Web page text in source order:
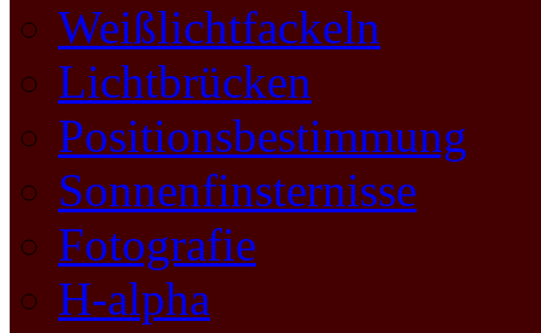
Weißlichtfackeln
Lichtbrücken
Positionsbestimmung
Sonnenfinsternisse
Fotografie
H-alpha